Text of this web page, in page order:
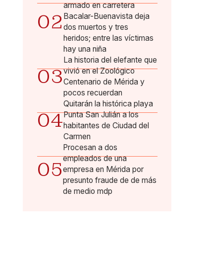
02
armado en carretera
Bacalar-Buenavista deja
dos muertos y tres
heridos; entre las víctimas
hay una niña
03
La historia del elefante que
vivió en el Zoológico
Centenario de Mérida y
pocos recuerdan
04
Quitarán la histórica playa
Punta San Julián a los
habitantes de Ciudad del
Carmen
05
Procesan a dos
empleados de una
empresa en Mérida por
presunto fraude de de más
de medio mdp